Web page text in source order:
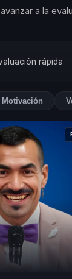
a la
rápida
Motivación